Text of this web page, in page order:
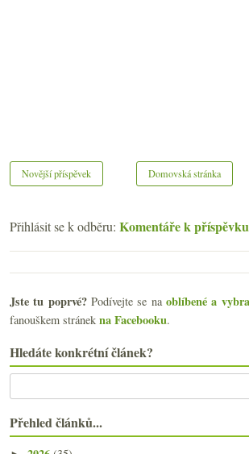
Novější příspěvek Domovská stránka
Přihlásit se k odběru: Komentáře k
Jste tu poprvé?Podívejte se naoblíbené a
fanouškem stránek na Facebooku.
Hledáte konkrétní článek?
Přehled článků...